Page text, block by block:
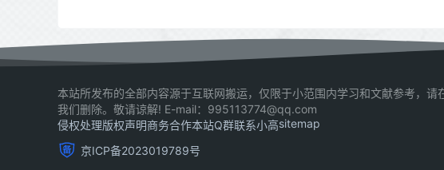
本站所发布的全部内容源于互联网搬运，仅限于小范围内学习和文献参考，
我们删除。敬请谅解! E-mail：995113774@qq.com
侵权处理版权声明商务合作本站Q群联系小高sitemap
京ICP备2023019789号